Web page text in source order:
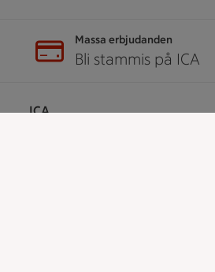
Massa erbjudanden
Bli stammis på ICA
ICA